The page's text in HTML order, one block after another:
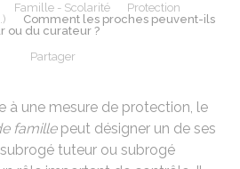
Famille - Scolarité
Protection
Comment les proches peuvent-ils
ou du curateur ?
Partager
à une mesure de protection, le
famillepeut désigner un de ses
tuteur ou subrogé